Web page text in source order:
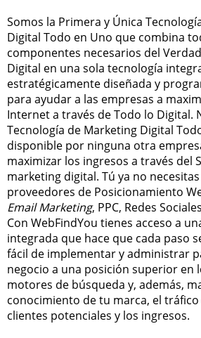
Somos la Primera y Única
Digital Todo en Uno que combina
componentes necesarios del
Digital en una sola tecnología
estratégicamente diseñada y
para ayudar a las empresas a
Internet a través de Todo lo Digital.
Tecnología de Marketing Digital
disponible por ninguna otra
maximizar los ingresos a través del
marketing digital. Tú ya no
proveedores de Posicionamiento
Email Marketing, PPC, Redes
Con WebFindYou tienes acceso a
integrada que hace que cada paso
fácil de implementar y administrar
negocio a una posición superior en
motores de búsqueda y, además,
conocimiento de tu marca, el
clientes potenciales y los ingresos.